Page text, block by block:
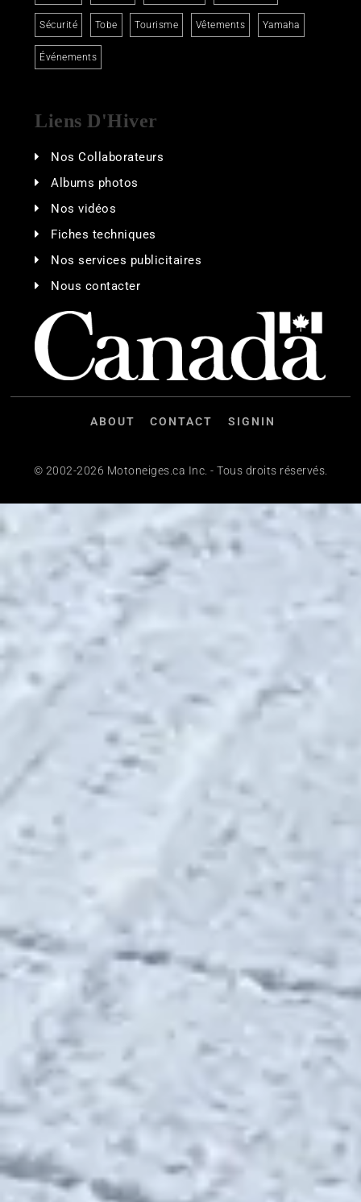
Sécurité Tobe Tourisme Vêtements Yamaha
Événements
Liens D'Hiver
Nos Collaborateurs
Albums photos
Nos vidéos
Fiches techniques
Nos services publicitaires
Nous contacter
ABOUT CONTACT SIGNIN
© 2002-2026 Motoneiges.ca Inc. - Tous droits réservés.